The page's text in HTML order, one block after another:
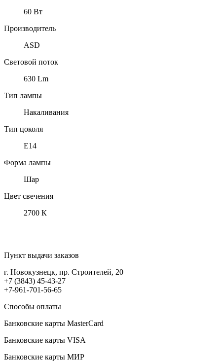
60 Вт
Производитель
ASD
Световой поток
630 Lm
Тип лампы
Накаливания
Тип цоколя
Е14
Форма лампы
Шар
Цвет свечения
2700 К
Пункт выдачи заказов
г. Новокузнецк, пр. Строителей, 20
+7 (3843) 45-43-27
+7-961-701-56-65
Способы оплаты
Банковские карты MasterCard
Банковские карты VISA
Банковские карты МИР